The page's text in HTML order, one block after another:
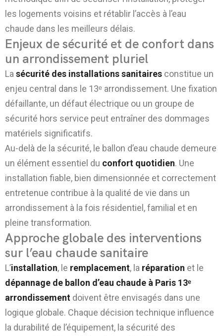
les logements voisins et rétablir l’accès à l’eau
chaude dans les meilleurs délais.
Enjeux de sécurité et de confort dans
un arrondissement pluriel
La sécurité des installations sanitaires constitue un
enjeu central dans le 13ᵉ arrondissement. Une fixation
défaillante, un défaut électrique ou un groupe de
sécurité hors service peut entraîner des dommages
matériels significatifs.
Au-delà de la sécurité, le ballon d’eau chaude demeure
un élément essentiel du confort quotidien. Une
installation fiable, bien dimensionnée et correctement
entretenue contribue à la qualité de vie dans un
arrondissement à la fois résidentiel, familial et en
pleine transformation.
Approche globale des interventions
sur l’eau chaude sanitaire
L’installation, le remplacement, la réparation et le
dépannage de ballon d’eau chaude à Paris 13ᵉ
arrondissement doivent être envisagés dans une
logique globale. Chaque décision technique influence
la durabilité de l’équipement, la sécurité des